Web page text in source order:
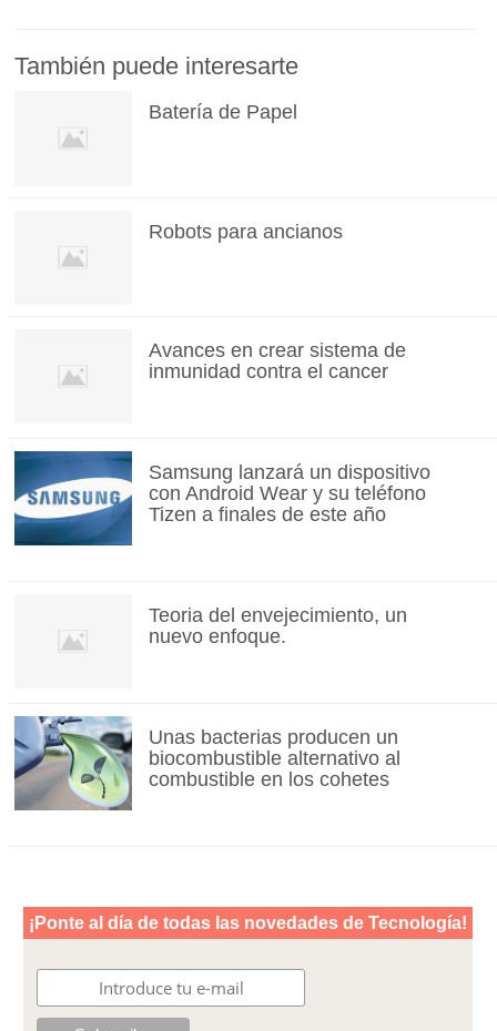
También puede interesarte
Batería de Papel
Robots para ancianos
Avances en crear sistema de
inmunidad contra el cancer
Samsung lanzará un dispositivo
con Android Wear y su teléfono
Tizen a finales de este año
Teoria del envejecimiento, un
nuevo enfoque.
Unas bacterias producen un
biocombustible alternativo al
combustible en los cohetes